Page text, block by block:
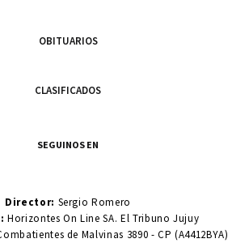
OBITUARIOS
CLASIFICADOS
SEGUINOS EN
Director: Sergio Romero
Horizontes On Line SA. El Tribuno Jujuy
de Malvinas 3890 - CP (A4412BYA)